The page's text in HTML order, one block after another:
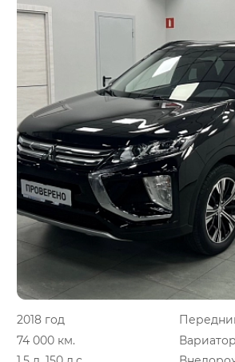
2018 год
74 000 км.
Вариатор